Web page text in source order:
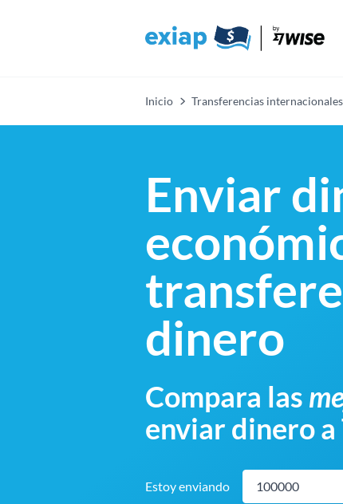
Inicio Transferencias
Enviar
dinero
Compara las
enviar dinero a
Estoy enviando